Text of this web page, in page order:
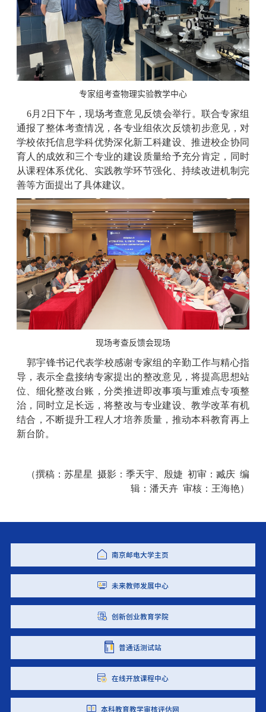
专家组考查物理实验教学中心
6月2日下午，现场考查意见反馈会举行。联合专家组
通报了整体考查情况，各专业组依次反馈初步意见，对
学校依托信息学科优势深化新工科建设、推进校企协同
育人的成效和三个专业的建设质量给予充分肯定，同时
从课程体系优化、实践教学环节强化、持续改进机制完
善等方面提出了具体建议。
现场考查反馈会现场
郭宇锋书记代表学校感谢专家组的辛勤工作与精心指
导，表示全盘接纳专家提出的整改意见，将提高思想站
位、细化整改台账，分类推进即改事项与重难点专项整
治，同时立足长远，将整改与专业建设、教学改革有机
结合，不断提升工程人才培养质量，推动本科教育再上
新台阶。
（撰稿：苏星星 摄影：季天宇、殷婕 初审：臧庆 编
辑：潘天卉 审核： 王海艳）
南京邮电大学主页
未来教师发展中心
创新创业教育学院
普通话测试站
在线开放课程中心
本科教育教学审核评估网